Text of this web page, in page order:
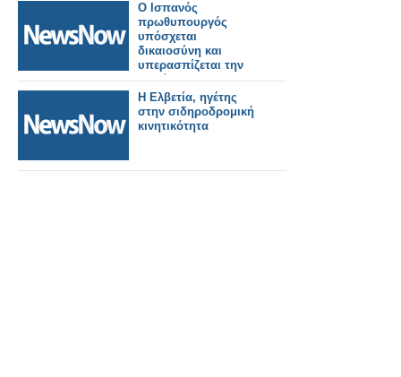
Ο Ισπανός
πρωθυπουργός
υπόσχεται
δικαιοσύνη και
υπερασπίζεται την
ασφάλεια των
σιδηροδρόμων μετά
τα θανατηφόρα
δυστυχήματα
Η Ελβετία, ηγέτης
στην σιδηροδρομική
κινητικότητα